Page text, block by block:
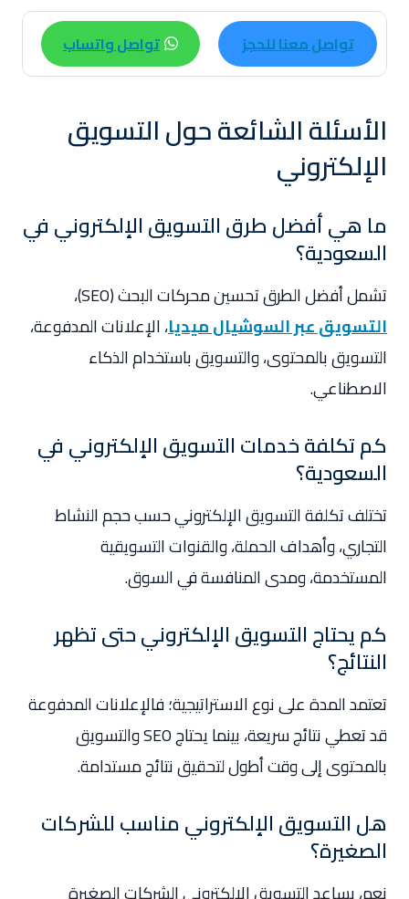
تواصل معنا للحجز تواصل واتساب
الأسئلة الشائعة حول التسويق
الإلكتروني
ما هي أفضل طرق التسويق الإلكتروني في
السعودية؟
تشمل أفضل الطرق تحسين محركات البحث (SEO)،
التسويق عبر السوشيال ميديا، الإعلانات المدفوعة،
التسويق بالمحتوى، والتسويق باستخدام الذكاء
الاصطناعي.
كم تكلفة خدمات التسويق الإلكتروني في
السعودية؟
تختلف تكلفة التسويق الإلكتروني حسب حجم النشاط
التجاري، وأهداف الحملة، والقنوات التسويقية
المستخدمة، ومدى المنافسة في السوق.
كم يحتاج التسويق الإلكتروني حتى تظهر
النتائج؟
تعتمد المدة على نوع الاستراتيجية؛ فالإعلانات المدفوعة
قد تعطي نتائج سريعة، بينما يحتاج SEO والتسويق
بالمحتوى إلى وقت أطول لتحقيق نتائج مستدامة.
هل التسويق الإلكتروني مناسب للشركات
الصغيرة؟
نعم، يساعد التسويق الإلكتروني الشركات الصغيرة